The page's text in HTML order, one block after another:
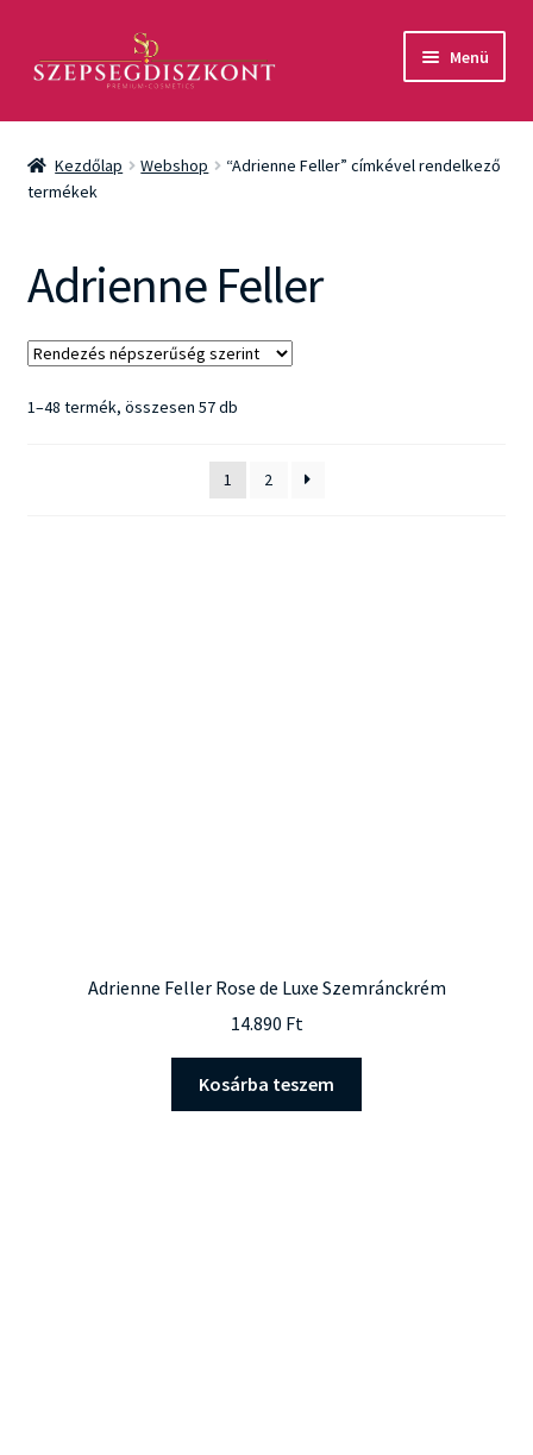
aa
Menü
Akció
Csomagok
Testápolás
Fényvédelem
Kezdőlap Webshop
“Adrienne Feller” címkével rendelkező
termékek
Adrienne Feller
1–48 termék, összesen 57 dbSorted
popularity
1
2
Adrienne Feller Rose de Luxe Szemránckrém
14.890 Ft
Kosárba teszem